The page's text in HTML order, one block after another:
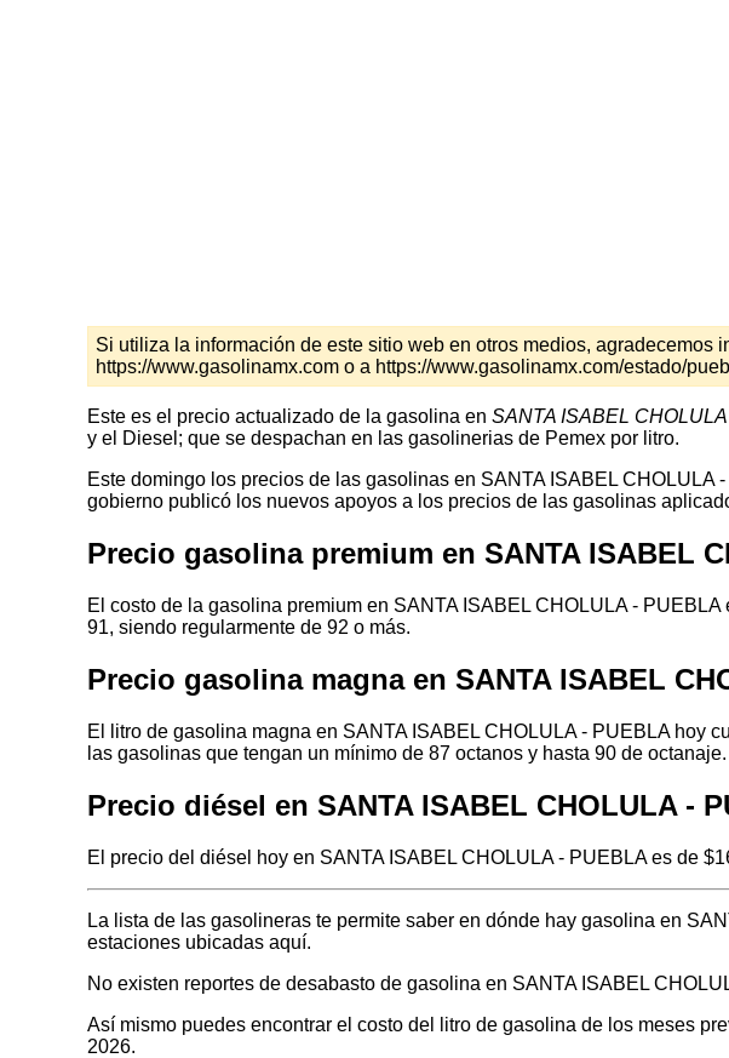
Si utiliza la información de este sitio web en otros medios,
https://www.gasolinamx.com o a https://www.gasolinamx.com/estado/
Este es el precio actualizado de la gasolina en SANTA ISABEL
y el Diesel; que se despachan en las gasolinerias de Pemex por litro.
Este domingo los precios de las gasolinas en SANTA ISABEL
gobierno publicó los nuevos apoyos a los precios de las gasolinas
Precio gasolina premium en SANTA ISABEL
El costo de la gasolina premium en SANTA ISABEL CHOLULA -
91, siendo regularmente de 92 o más.
Precio gasolina magna en SANTA ISABEL
El litro de gasolina magna en SANTA ISABEL CHOLULA - PUEBLA hoy
las gasolinas que tengan un mínimo de 87 octanos y hasta 90 de octanaje.
Precio diésel en SANTA ISABEL CHOLULA -
El precio del diésel hoy en SANTA ISABEL CHOLULA - PUEBLA es de
La lista de las gasolineras te permite saber en dónde hay gasolina en
estaciones ubicadas aquí.
No existen reportes de desabasto de gasolina en SANTA ISABEL
Así mismo puedes encontrar el costo del litro de gasolina de los meses
2026.